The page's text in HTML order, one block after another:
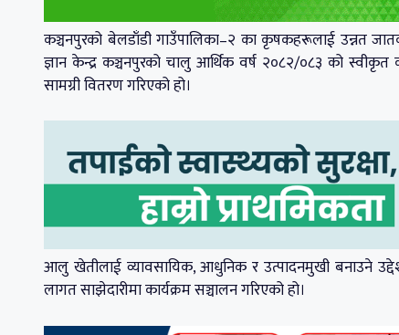
कञ्चनपुरको बेलडाँडी गाउँपालिका–२ का कृषकहरूलाई उन्नत
ज्ञान केन्द्र कञ्चनपुरको चालु आर्थिक वर्ष २०८२/०८३ को स्वीकृत
सामग्री वितरण गरिएको हो।
आलु खेतीलाई व्यावसायिक, आधुनिक र उत्पादनमुखी बनाउने
लागत साझेदारीमा कार्यक्रम सञ्चालन गरिएको हो।